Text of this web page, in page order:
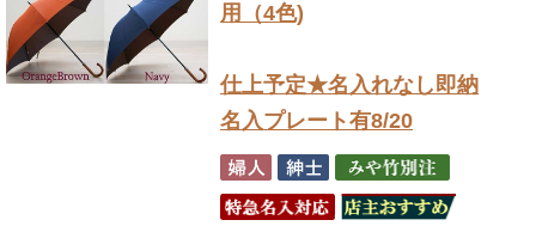
用（4色)
仕上予定★名入れなし即納
名入プレート有8/20